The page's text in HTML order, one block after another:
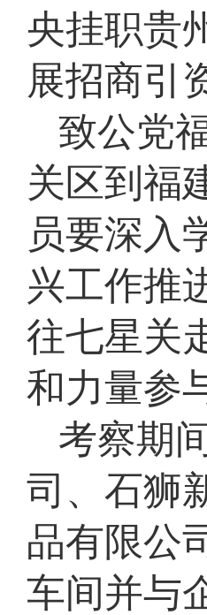
央挂职贵
展招商引
致公党
关区到福
员要深入
兴工作推
往七星关
和力量参
考察期
司、石狮
品有限公
车间并与